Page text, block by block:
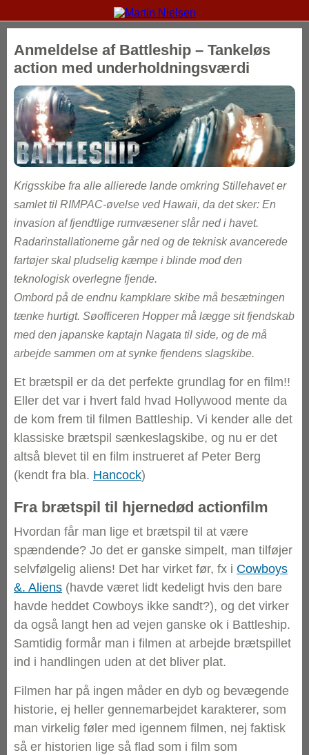
Anmeldelse af Battleship – Tankeløs
action med underholdningsværdi
Krigsskibe fra alle allierede lande omkring Stillehavet er
samlet til RIMPAC-øvelse ved Hawaii, da det sker: En
invasion af fjendtlige rumvæsener slår ned i havet.
Radarinstallationerne går ned og de teknisk avancerede
fartøjer skal pludselig kæmpe i blinde mod den
teknologisk overlegne fjende.
Ombord på de endnu kampklare skibe må besætningen
tænke hurtigt. Søofficeren Hopper må lægge sit fjendskab
med den japanske kaptajn Nagata til side, og de må
arbejde sammen om at synke fjendens slagskibe.
Et brætspil er da det perfekte grundlag for en film!!
Eller det var i hvert fald hvad Hollywood mente da
de kom frem til filmen Battleship. Vi kender alle det
klassiske brætspil sænkeslagskibe, og nu er det
altså blevet til en film instrueret af Peter Berg
(kendt fra bla. Hancock)
Fra brætspil til hjernedød actionfilm
Hvordan får man lige et brætspil til at være
spændende? Jo det er ganske simpelt, man tilføjer
selvfølgelig aliens! Det har virket før, fx i Cowboys
&. Aliens (havde været lidt kedeligt hvis den bare
havde heddet Cowboys ikke sandt?), og det virker
da også langt hen ad vejen ganske ok i Battleship.
Samtidig formår man i filmen at arbejde brætspillet
ind i handlingen uden at det bliver plat.
Filmen har på ingen måder en dyb og bevægende
historie, ej heller gennemarbejdet karakterer, som
man virkelig føler med igennem filmen, nej faktisk
så er historien lige så flad som i film som